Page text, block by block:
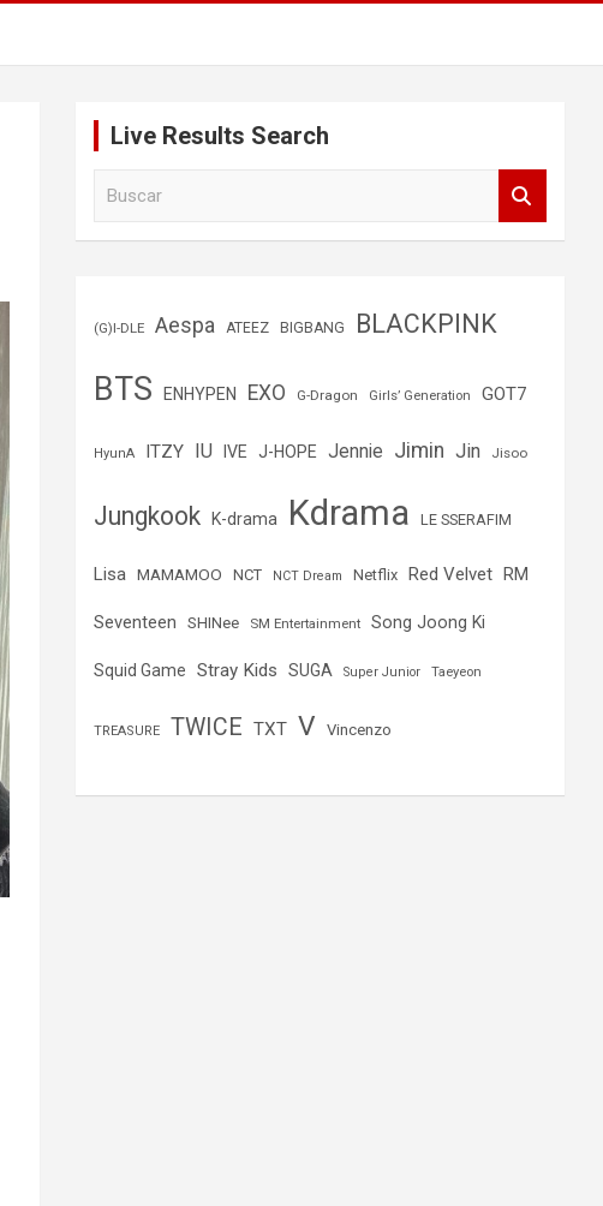
Live Results Search
(G)I-DLE Aespa ATEEZ BIGBANG BLACKPINK
BTS ENHYPEN EXO G-Dragon Girls’ Generation GOT7
HyunA ITZY IU IVE J-HOPE Jennie Jimin Jin Jisoo
Jungkook K-drama Kdrama LE SSERAFIM
Lisa MAMAMOO NCT NCT Dream Netflix Red Velvet RM
Seventeen SHINee SM Entertainment Song Joong Ki
Squid Game Stray Kids SUGA Super Junior Taeyeon
TREASURE TWICE TXT V Vincenzo